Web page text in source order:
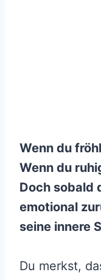
Wenn du
Wenn du
Doch sobald
emotional
seine innere
Du merkst,